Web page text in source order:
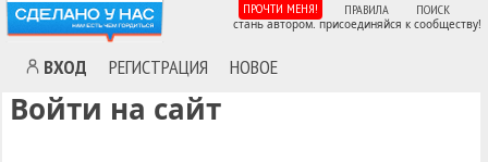
ВХОД РЕГИСТРАЦИЯ НОВОЕ
ПРОЧТИ МЕНЯ! ПРАВИЛА ПОИСК
стань автором. присоединяйся к сообществу!
Войти на сайт